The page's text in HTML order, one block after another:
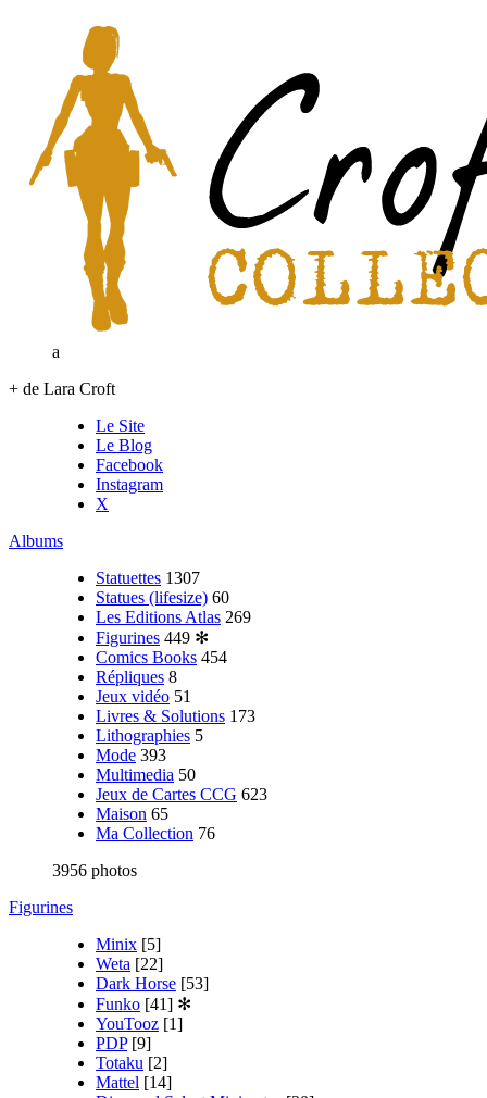
a
+ de Lara Croft
Le Site
Le Blog
Facebook
Instagram
X
Albums
Statuettes 1307
Statues (lifesize) 60
Les Editions Atlas 269
Figurines 449 ✻
Comics Books 454
Répliques 8
Jeux vidéo 51
Livres & Solutions 173
Lithographies 5
Mode 393
Multimedia 50
Jeux de Cartes CCG 623
Maison 65
Ma Collection 76
3956 photos
Figurines
Minix [5]
Weta [22]
Dark Horse [53]
Funko [41] ✻
YouTooz [1]
PDP [9]
Totaku [2]
Mattel [14]